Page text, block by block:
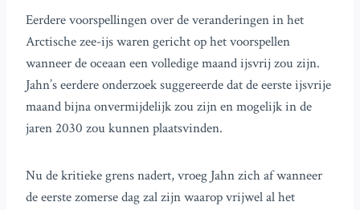
Eerdere voorspellingen over de veranderingen in het
Arctische zee-ijs waren gericht op het voorspellen
wanneer de oceaan een volledige maand ijsvrij zou zijn.
Jahn’s eerdere onderzoek suggereerde dat de eerste ijsvrije
maand bijna onvermijdelijk zou zijn en mogelijk in de
jaren 2030 zou kunnen plaatsvinden.
Nu de kritieke grens nadert, vroeg Jahn zich af wanneer
de eerste zomerse dag zal zijn waarop vrijwel al het